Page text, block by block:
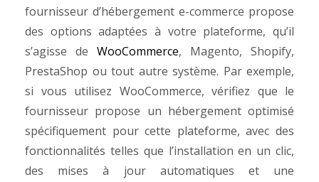
fournisseur d’hébergement e-commerce propose
des options adaptées à votre plateforme, qu’il
s’agisse de WooCommerce, Magento, Shopify,
PrestaShop ou tout autre système. Par exemple,
si vous utilisez WooCommerce, vérifiez que le
fournisseur propose un hébergement optimisé
spécifiquement pour cette plateforme, avec des
fonctionnalités telles que l’installation en un clic,
des mises à jour automatiques et une